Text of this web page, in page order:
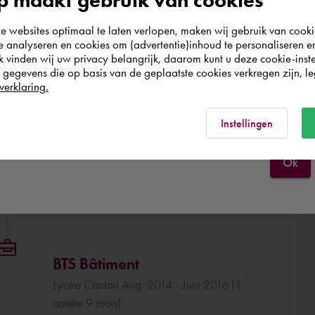
BTS Bâtiment
Lycée Cantau Aug. 2014 - Juni 2016 (1
année 9 mois)
According to us you are situated in Rest of the
world. Please confirm in which country you
wish to shop.
Ok
websites optimaal te laten verlopen, maken wij gebruik van
analyseren en cookies om (advertentie)inhoud te personaliseren
vinden wij uw privacy belangrijk, daarom kunt u deze cookie-
die op basis van de geplaatste cookies verkregen zijn,
Instellingen